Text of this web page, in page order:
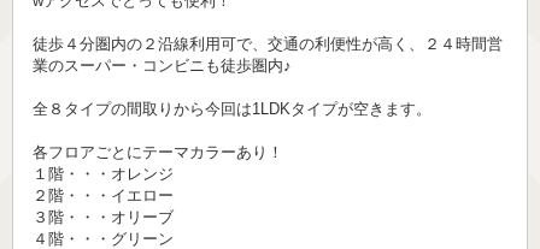
徒歩４分圏内の２沿線利用可で、交通の利便性が高く、２４時間営
業のスーパー・コンビニも徒歩圏内♪
全８タイプの間取りから今回は1LDKタイプが空きます。
各フロアごとにテーマカラーあり！
１階・・・オレンジ
２階・・・イエロー
３階・・・オリーブ
４階・・・グリーン